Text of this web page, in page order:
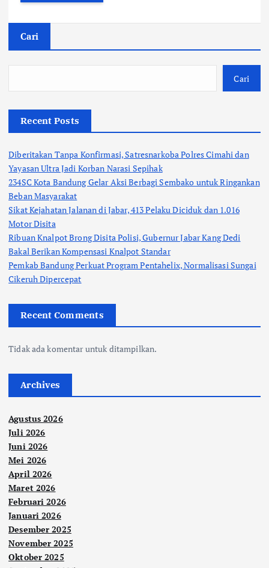
Cari
Cari
Recent Posts
Diberitakan Tanpa Konfirmasi, Satresnarkoba Polres Cimahi dan
Yayasan Ultra Jadi Korban Narasi Sepihak
234SC Kota Bandung Gelar Aksi Berbagi Sembako untuk Ringankan
Beban Masyarakat
Sikat Kejahatan Jalanan di Jabar, 413 Pelaku Diciduk dan 1.016
Motor Disita
Ribuan Knalpot Brong Disita Polisi, Gubernur Jabar Kang Dedi
Bakal Berikan Kompensasi Knalpot Standar
Pemkab Bandung Perkuat Program Pentahelix, Normalisasi Sungai
Cikeruh Dipercepat
Recent Comments
Tidak ada komentar untuk ditampilkan.
Archives
Agustus 2026
Juli 2026
Juni 2026
Mei 2026
April 2026
Maret 2026
Februari 2026
Januari 2026
Desember 2025
November 2025
Oktober 2025